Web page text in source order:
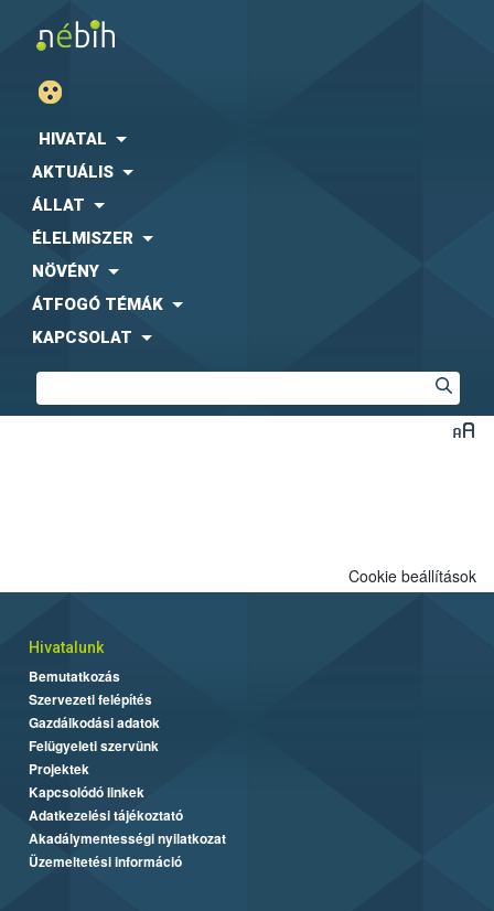
HIVATAL
AKTUÁLIS
ÁLLAT
ÉLELMISZER
NÖVÉNY
ÁTFOGÓ TÉMÁK
KAPCSOLAT
Cookie beállítások
Hivatalunk
Bemutatkozás
Szervezeti felépítés
Gazdálkodási adatok
Felügyeleti szervünk
Projektek
Kapcsolódó linkek
Adatkezelési tájékoztató
Akadálymentességi nyilatkozat
Üzemeltetési információ